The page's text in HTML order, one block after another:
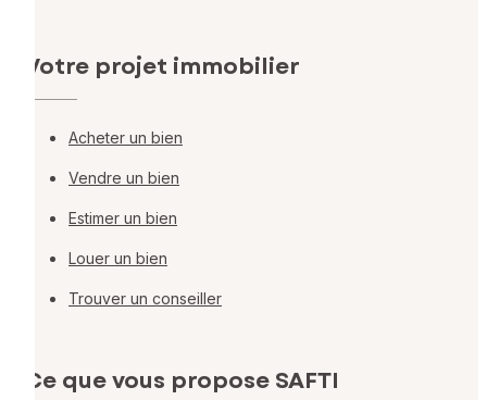
Votre projet immobilier
Acheter un bien
Vendre un bien
Estimer un bien
Louer un bien
Trouver un conseiller
Ce que vous propose SAFTI